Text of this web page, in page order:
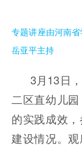
专题讲座由河南
岳亚平主持
3月13日
二区直幼儿
的实践成效
建设情况。